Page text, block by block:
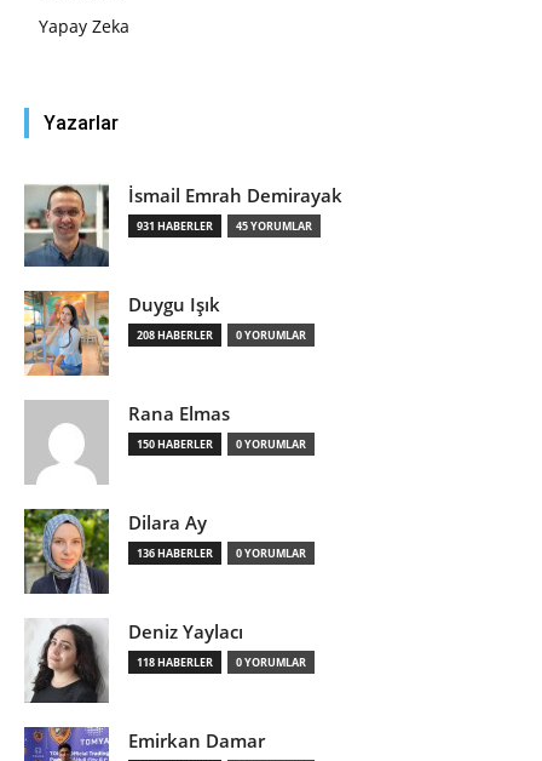
Yapay Zeka
Yazarlar
İsmail Emrah Demirayak
931 HABERLER 45 YORUMLAR
Duygu Işık
208 HABERLER 0 YORUMLAR
Rana Elmas
150 HABERLER 0 YORUMLAR
Dilara Ay
136 HABERLER 0 YORUMLAR
Deniz Yaylacı
118 HABERLER 0 YORUMLAR
Emirkan Damar